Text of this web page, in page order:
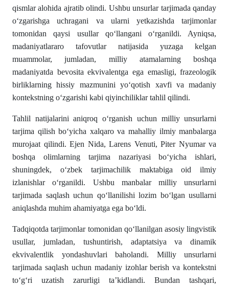
qismlar alohida ajratib olindi. Ushbu unsurlar tarjimada qanday
oʻzgarishga uchragani va ularni yetkazishda tarjimonlar
tomonidan qaysi usullar qoʻllangani oʻrganildi. Ayniqsa,
madaniyatlararo tafovutlar natijasida yuzaga kelgan
muammolar, jumladan, milliy atamalarning boshqa
madaniyatda bevosita ekvivalentga ega emasligi, frazeologik
birliklarning hissiy mazmunini yoʻqotish xavfi va madaniy
kontekstning oʻzgarishi kabi qiyinchiliklar tahlil qilindi.
Tahlil natijalarini aniqroq oʻrganish uchun milliy unsurlarni
tarjima qilish boʻyicha xalqaro va mahalliy ilmiy manbalarga
murojaat qilindi. Ejen Nida, Larens Venuti, Piter Nyumar va
boshqa olimlarning tarjima nazariyasi boʻyicha ishlari,
shuningdek, oʻzbek tarjimachilik maktabiga oid ilmiy
izlanishlar oʻrganildi. Ushbu manbalar milliy unsurlarni
tarjimada saqlash uchun qoʻllanilishi lozim boʻlgan usullarni
aniqlashda muhim ahamiyatga ega boʻldi.
Tadqiqotda tarjimonlar tomonidan qoʻllanilgan asosiy lingvistik
usullar, jumladan, tushuntirish, adaptatsiya va dinamik
ekvivalentlik yondashuvlari baholandi. Milliy unsurlarni
tarjimada saqlash uchun madaniy izohlar berish va kontekstni
toʻgʻri uzatish zarurligi taʼkidlandi. Bundan tashqari,